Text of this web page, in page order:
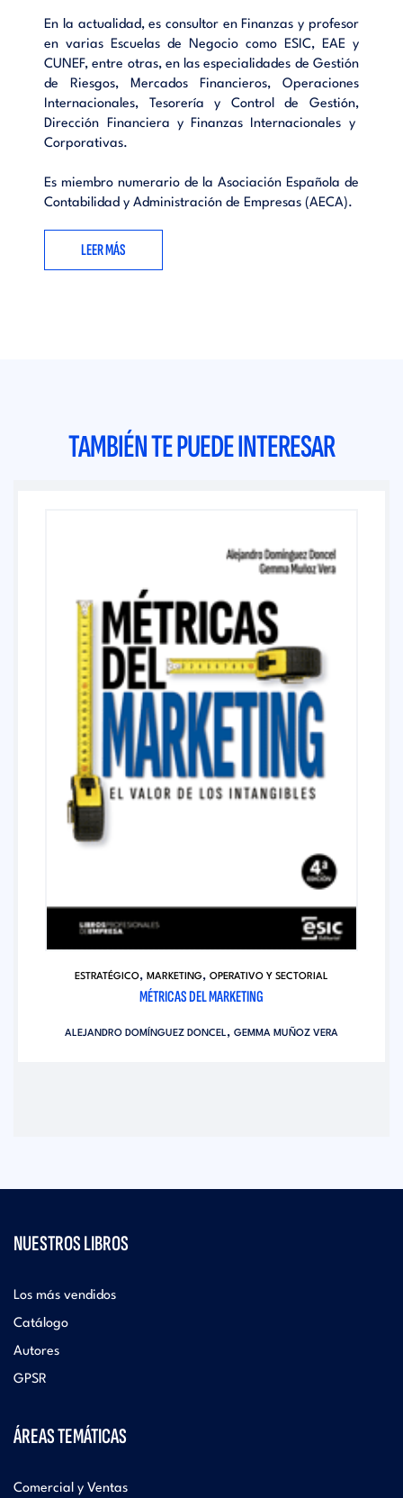
En la actualidad, es consultor en Finanzas y profesor
en varias Escuelas de Negocio como ESIC, EAE y
CUNEF, entre otras, en las especialidades de Gestión
de Riesgos, Mercados Financieros, Operaciones
Internacionales, Tesorería y Control de Gestión,
Dirección Financiera y Finanzas Internacionales y
Corporativas.
Es miembro numerario de la Asociación Española de
Contabilidad y Administración de Empresas (AECA).
LEER MÁS
TAMBIÉN TE PUEDE INTERESAR
ESTRATÉGICO, MARKETING, OPERATIVO Y SECTORIAL
MÉTRICAS DEL MARKETING
ALEJANDRO DOMÍNGUEZ DONCEL, GEMMA MUÑOZ VERA
NUESTROS LIBROS
Los más vendidos
Catálogo
Autores
GPSR
ÁREAS TEMÁTICAS
Comercial y Ventas